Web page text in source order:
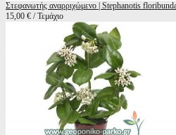
Στεφανωτής αναρριχώμενο | Stephanotis
15,00 € / Τεμάχιο